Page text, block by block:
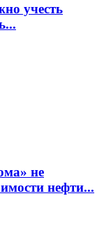
учесть
не
нефти...